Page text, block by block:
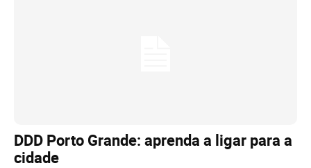
DDD Porto Grande: aprenda a ligar para a
cidade